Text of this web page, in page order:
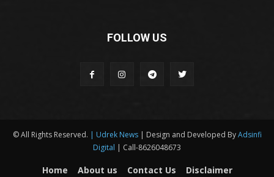
FOLLOW US
© All Rights Reserved. | Udrek News | Design and Developed ByAdsinfi
Digital | Call-8626048673
Home About us Contact Us
Disclaimer